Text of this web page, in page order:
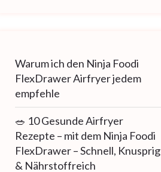
Warum ich den Ninja Foodi
FlexDrawer Airfryer jedem
empfehle
🥗 10 Gesunde Airfryer
Rezepte – mit dem Ninja Foodi
FlexDrawer – Schnell, Knusprig
& Nährstoffreich